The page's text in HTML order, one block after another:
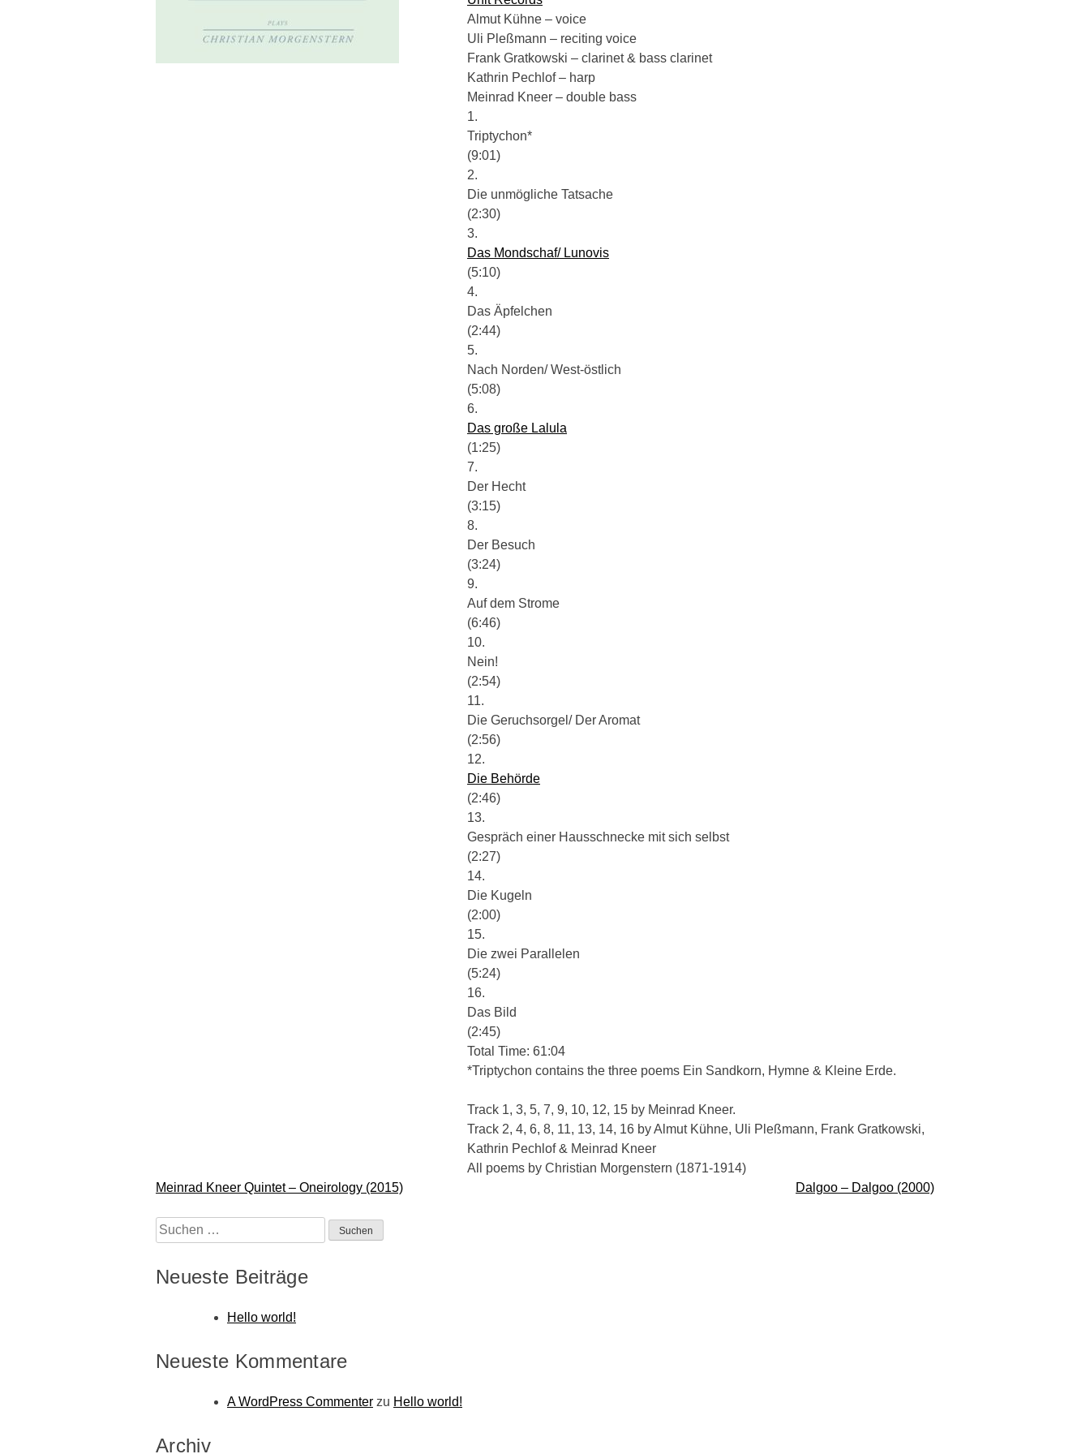
Almut Kühne – voice
Uli Pleßmann – reciting voice
Frank Gratkowski – clarinet & bass clarinet
Kathrin Pechlof – harp
Meinrad Kneer – double bass
1.
Triptychon*
(9:01)
2.
Die unmögliche Tatsache
(2:30)
3.
Das Mondschaf/ Lunovis
(5:10)
4.
Das Äpfelchen
(2:44)
5.
Nach Norden/ West-östlich
(5:08)
6.
Das große Lalula
(1:25)
7.
Der Hecht
(3:15)
8.
Der Besuch
(3:24)
9.
Auf dem Strome
(6:46)
10.
Nein!
(2:54)
11.
Die Geruchsorgel/ Der Aromat
(2:56)
12.
Die Behörde
(2:46)
13.
Gespräch einer Hausschnecke mit sich selbst
(2:27)
14.
Die Kugeln
(2:00)
15.
Die zwei Parallelen
(5:24)
16.
Das Bild
(2:45)
Total Time: 61:04
*Triptychon contains the three poems Ein Sandkorn, Hymne & Kleine Erde.
Track 1, 3, 5, 7, 9, 10, 12, 15 by Meinrad Kneer.
Track 2, 4, 6, 8, 11, 13, 14, 16 by Almut Kühne, Uli Pleßmann, Frank Gratkowski,
Kathrin Pechlof & Meinrad Kneer
All poems by Christian Morgenstern (1871-1914)
Beitragsnavigation
Meinrad Kneer Quintet – Oneirology (2015) Dalgoo – Dalgoo (2000)
Suchen
nach:
Neueste Beiträge
Hello world!
Neueste Kommentare
A WordPress Commenter zu Hello world!
Archiv